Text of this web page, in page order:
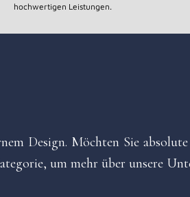
hochwertigen Leistungen.
Design. Möchten Sie
um mehr über unsere